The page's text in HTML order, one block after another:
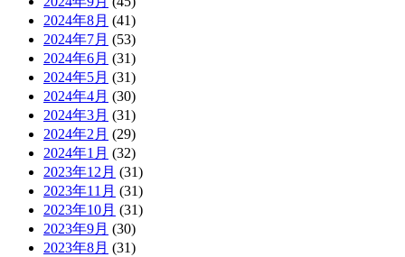
2024年8月 (41)
2024年7月 (53)
2024年6月 (31)
2024年5月 (31)
2024年4月 (30)
2024年3月 (31)
2024年2月 (29)
2024年1月 (32)
2023年12月 (31)
2023年11月 (31)
2023年10月 (31)
2023年9月 (30)
2023年8月 (31)